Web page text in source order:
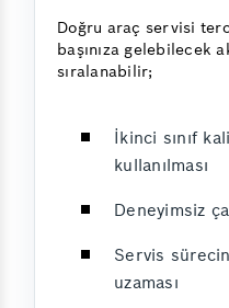
Doğru araç servisi
başınıza gelebilecek
sıralanabilir;
İkinci sınıf
kullanılması
Deneyimsiz
Servis
uzaması